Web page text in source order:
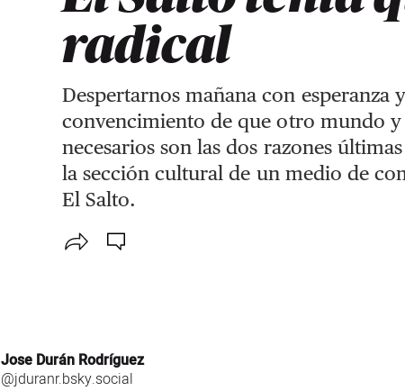
radical
Despertarnos mañana con esperanza
convencimiento de que otro mundo
necesarios son las dos razones
la sección cultural de un medio de
El Salto.
Jose Durán Rodríguez
@jduranr.bsky.social